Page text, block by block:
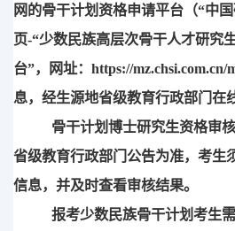
网的骨干计划资格申请平台（“中
页-“少数民族高层次骨干人才研究
台”，网址： https://mz.chsi.com.cn/
息，经生源地省级教育行政部门在
骨干计划博士研究生资格审
省级教育行政部门公告为准，考生
信息，并及时查看审核结果。
报考少数民族骨干计划考生